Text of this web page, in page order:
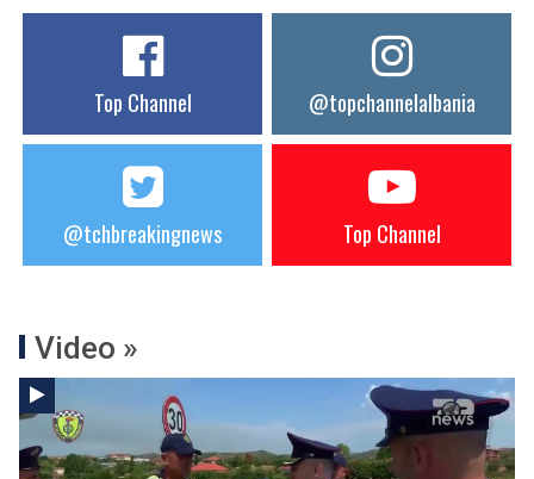
Top Channel @topchannelalbania
@tchbreakingnews Top Channel
Video »